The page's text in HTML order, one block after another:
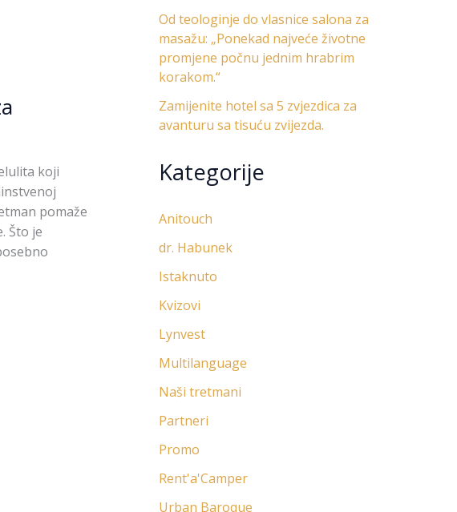
koji
pomaže
Što je
Od teologinje do vlasnice salona za
masažu: „Ponekad najveće životne
promjene počnu jednim hrabrim
korakom.“
Zamijenite hotel sa 5 zvjezdica za
avanturu sa tisuću zvijezda.
Kategorije
Anitouch
dr. Habunek
Istaknuto
Kvizovi
Lynvest
Multilanguage
Naši tretmani
Partneri
Promo
Rent'a'Camper
Urban Baroque